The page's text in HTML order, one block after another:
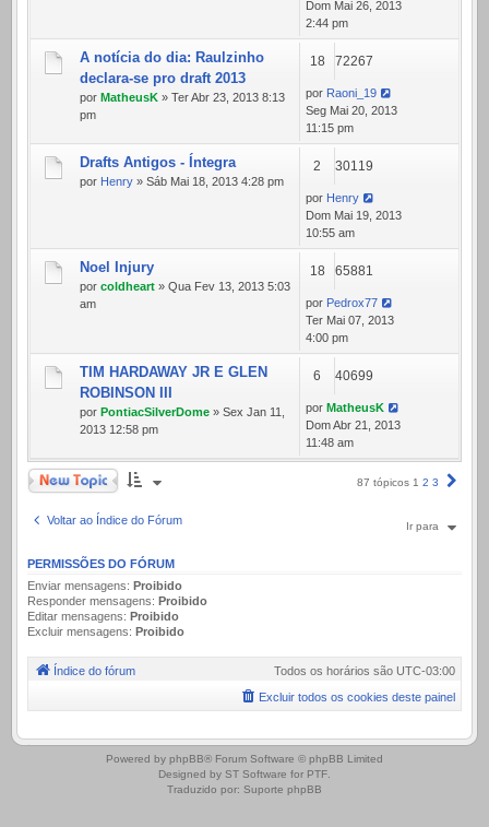
Dom Mai 26, 2013
2:44 pm
A notícia do dia: Raulzinho
declara-se pro draft 2013
por MatheusK » Ter Abr 23, 2013 8:13
pm
18 72267
por Raoni_19
Seg Mai 20, 2013
11:15 pm
Drafts Antigos - Íntegra
por Henry » Sáb Mai 18, 2013 4:28 pm
2 30119
por Henry
Dom Mai 19, 2013
10:55 am
Noel Injury
por coldheart » Qua Fev 13, 2013 5:03
am
18 65881
por Pedrox77
Ter Mai 07, 2013
4:00 pm
TIM HARDAWAY JR E GLEN
ROBINSON III
por PontiacSilverDome » Sex Jan 11,
2013 12:58 pm
6 40699
por MatheusK
Dom Abr 21, 2013
11:48 am
Novo Tópico
87 tópicos 1 2 3
Voltar ao Índice do Fórum Ir para
PERMISSÕES DO FÓRUM
Enviar mensagens: Proibido
Responder mensagens: Proibido
Editar mensagens: Proibido
Excluir mensagens: Proibido
Índice do fórum Todos os horários são UTC-03:00
Excluir todos os cookies deste painel
.
Powered by phpBB® Forum Software © phpBB Limited
Designed by ST Software for PTF.
Traduzido por: Suporte phpBB